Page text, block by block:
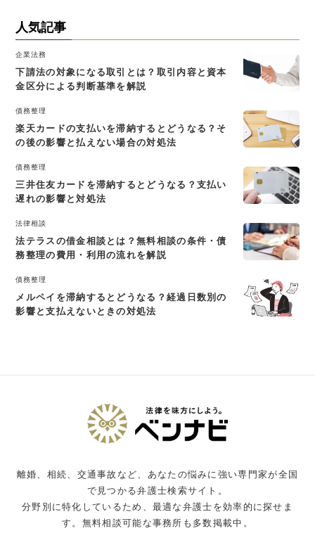
人気記事
企業法務
下請法の対象になる取引とは？取引内容と資本
金区分による判断基準を解説
債務整理
楽天カードの支払いを滞納するとどうなる？そ
の後の影響と払えない場合の対処法
債務整理
三井住友カードを滞納するとどうなる？支払い
遅れの影響と対処法
法律相談
法テラスの借金相談とは？無料相談の条件・債
務整理の費用・利用の流れを解説
債務整理
メルペイを滞納するとどうなる？経過日数別の
影響と支払えないときの対処法
離婚、相続、交通事故など、あなたの悩みに強い専門家が全国
で見つかる弁護士検索サイト。
分野別に特化しているため、最適な弁護士を効率的に探せま
す。無料相談可能な事務所も多数掲載中。